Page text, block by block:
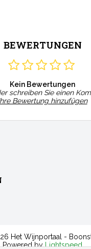
BEWERTUNGEN
Kein Bewertungen
schreiben Sie einen
Bewertung hinzufügen
Het Wijnportaal -
Powered byLightspeed